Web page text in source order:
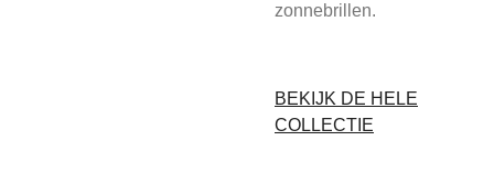
zonnebrillen.
BEKIJK DE HELE
COLLECTIE